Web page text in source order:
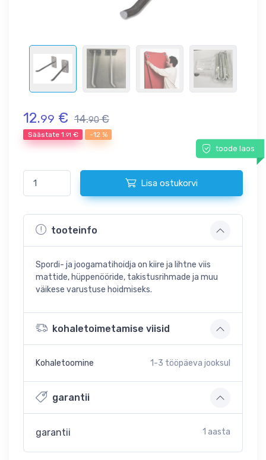
12.99 € 14.90€
Säästate 1.91 € -12 %
toode laos
Lisa ostukorvi
tooteinfo
Spordi- ja joogamatihoidja on kiire ja lihtne viis
mattide, hüppenööride, takistusrihmade ja muu
väikese varustuse hoidmiseks.
kohaletoimetamise viisid
Kohaletoomine 1-3 tööpäeva jooksul
garantii
garantii 1 aasta